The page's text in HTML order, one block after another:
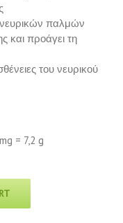
νευρικών παλμών
και προάγει τη
του νευρικού
= 7,2 g